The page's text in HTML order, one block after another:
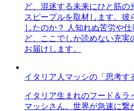
ど、混迷する未来にひと筋の
スピープルを取材します。彼
したのか？ 人知れぬ苦労や
ど、ここでしか読めない充実
お届けします。
イタリア人マッシの「思考す
イタリア生まれのフード＆ラ
マッシさん。世界が急速に繋